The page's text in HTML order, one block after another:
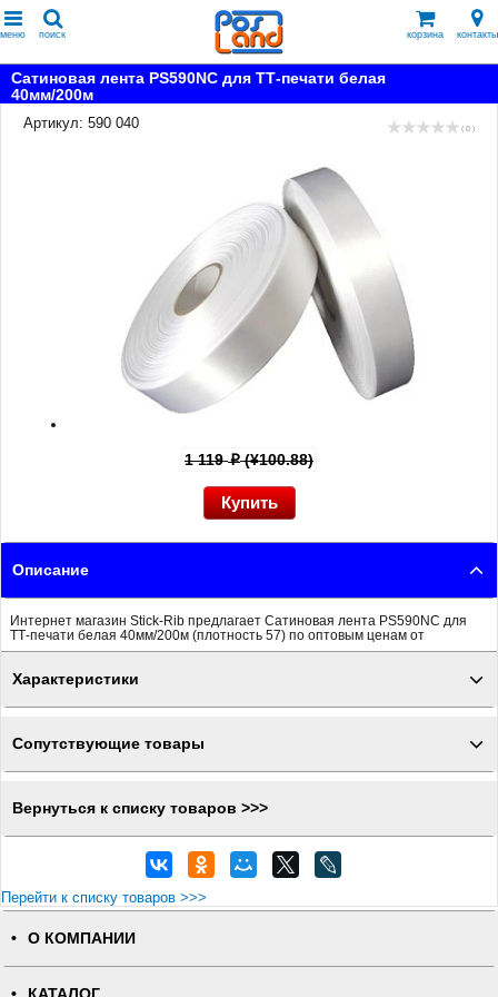
меню поиск корзина контакты
Сатиновая лента PS590NC для ТТ-печати белая
40мм/200м
Артикул: 590 040
( 0 )
1 119p(¥100.88)
Описание
Интернет магазин Stick-Rib предлагает Сатиновая лента PS590NC для
ТТ-печати белая 40мм/200м (плотность 57) по оптовым ценам от
Характеристики
Сопутствующие товары
Вернуться к списку товаров >>>
Перейти к списку товаров >>>
О КОМПАНИИ